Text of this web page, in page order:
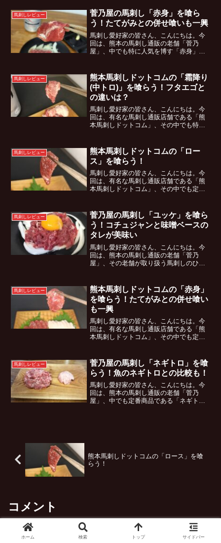
馬刺しレビュー
菅乃屋の馬刺し「赤身」を喰ら
う！たてがみとの併せ喰いも一興
馬刺し愛好家の皆さん、こんにちは。今
回は、熊本の馬刺し通販の老舗「菅乃
屋」、中でも特に人気を博す「赤身」を
みての率直な感想、そして赤身をより一
層美味しく食す方法まで、余...
馬刺しレビュー
熊本馬刺しドットコムの「霜降り
(中トロ)」を喰らう！フタエゴと
の違いは？
馬刺し愛好家の皆さん、こんにちは。今
回は、有名な馬刺し通販店舗である「熊
本馬刺しドットコム」、その中でも特に
記事では、熊本馬刺しドットコムの馬刺
しを実際に食してみて...
馬刺しレビュー
熊本馬刺しドットコムの「ロー
ス」を喰らう！
馬刺し愛好家の皆さん、こんにちは。今
回は、有名な馬刺し通販店舗である「熊
本馬刺しドットコム」、その中でも定番
刺しドットコムの馬刺しを実際に食して
みての率直な感想、そして...
馬刺しレビュー
菅乃屋の馬刺し「ユッケ」を喰ら
う！コチュジャンと味噌ベースの
タレが美味い
馬刺し愛好家の皆さん、こんにちは。今
回は、熊本の馬刺し通販の老舗「菅乃
屋」、その老舗が取り扱う馬刺しのひと
馬刺しを実際に食してみての率直な感
想、そしてユッケをより一層美...
馬刺しレビュー
熊本馬刺しドットコムの「赤身」
を喰らう！たてがみとの併せ喰い
も一興
馬刺し愛好家の皆さん、こんにちは。今
回は、有名な馬刺し通販店舗である「熊
本馬刺しドットコム」、その中でも定番
しドットコムの馬刺しを実際に食してみ
ての率直な感想、そして赤...
馬刺しレビュー
菅乃屋の馬刺し「ネギトロ」を喰
らう！魚のネギトロとの比較も！
馬刺し愛好家の皆さん、こんにちは。今
回は、熊本の馬刺し通販の老舗「菅乃
屋」、中でも定番商品である「ネギト
熊本馬刺しドットコムの「ロース」を喰
らう！
コメント
コメントを書き込む
ホーム 検索 トップ サイドバー